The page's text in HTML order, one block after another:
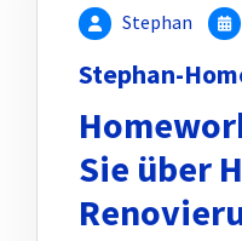
Stephan
Stephan-
Sie über